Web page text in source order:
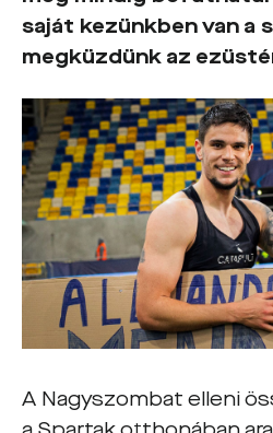
saját kezünkben van a
megküzdünk az
A Nagyszombat elleni